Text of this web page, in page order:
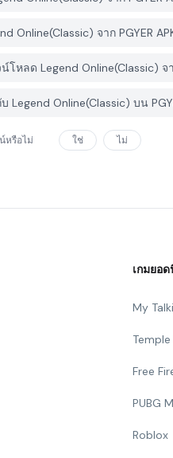
Online(Classic) จาก PGYER
หลด Legend Online(Classic) จา
Online(Classic) บน
หรือไม่ ใช่ ไม่
เกมยอ
My
Temple
Free
PUBG
Roblox